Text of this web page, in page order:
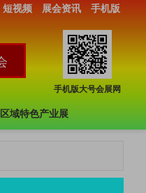
短视频 展会资讯 手机版
手机版大号会展网
区域特色产业展